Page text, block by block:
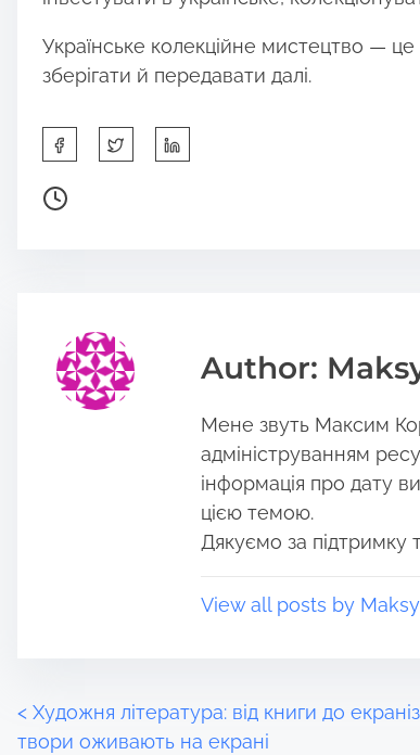
Українське колекційне мистецтво —
зберігати й передавати далі.
h
a
P
o
Author:
Мене звуть Максим
адмініструванням
інформація про дату
цією темою.
Дякуємо за підтримку
View all posts by
P
< Художня література: від книги до
твори оживають на екрані